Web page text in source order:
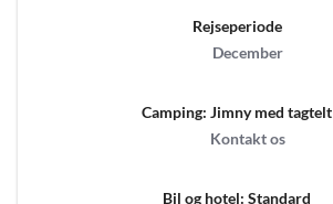
Rejseperiode
December
Camping: Jimny med tagtelt
Kontakt os
Bil og hotel: Standard